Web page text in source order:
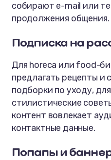
собирают e-mail или
продолжения общения.
Подписка на
Для horeca или food-
предлагать рецепты и
подборки по уходу,
стилистические
контент вовлекает
контактные данные.
Попапы и